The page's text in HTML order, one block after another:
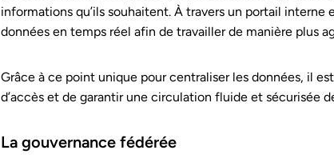
informations qu’ils souhaitent. À travers un portail interne
données en temps réel afin de travailler de manière plus
Grâce à ce point unique pour centraliser les données, il
d’accès et de garantir une circulation fluide et sécurisée
La gouvernance fédérée